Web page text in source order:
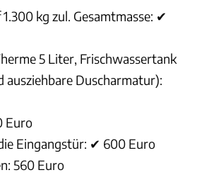
kg zul. Gesamtmasse: ✔
5 Liter, Frischwassertank
ausziehbare Duscharmatur):
Euro
Eingangstür: ✔ 600 Euro
560 Euro